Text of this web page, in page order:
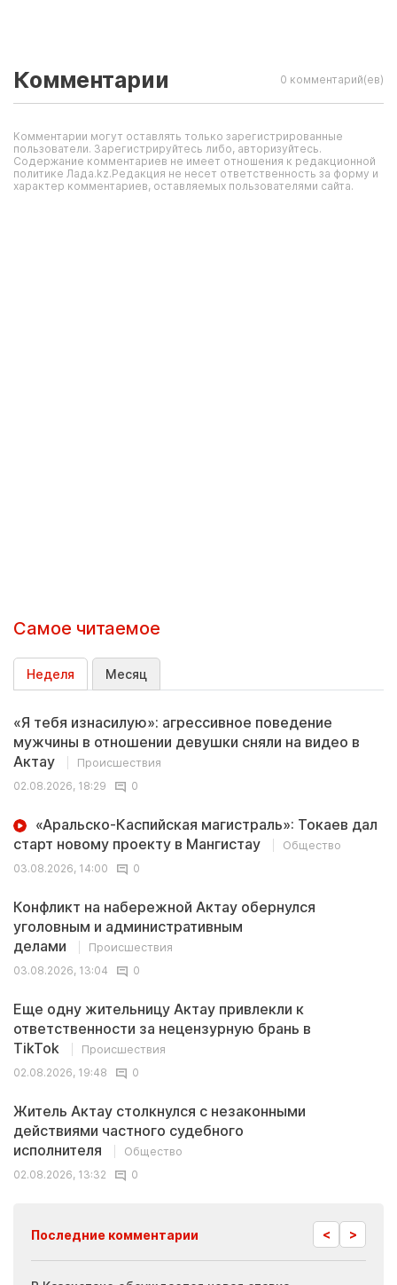
Комментарии 0 комментарий(ев)
Комментарии могут оставлять только зарегистрированные
пользователи. Зарегистрируйтесь либо, авторизуйтесь.
Содержание комментариев не имеет отношения к редакционной
политике Лада.kz.Редакция не несет ответственность за форму и
характер комментариев, оставляемых пользователями сайта.
Самое читаемое
Неделя Месяц
«Я тебя изнасилую»: агрессивное поведение
мужчины в отношении девушки сняли на видео в
Актау
Происшествия
02.08.2026, 18:29
0
«Аральско-Каспийская магистраль»: Токаев дал
старт новому проекту в Мангистау
Общество
03.08.2026, 14:00
0
Конфликт на набережной Актау обернулся
уголовным и административным
делами
Происшествия
03.08.2026, 13:04
0
Еще одну жительницу Актау привлекли к
ответственности за нецензурную брань в
TikTok
Происшествия
02.08.2026, 19:48
0
Житель Актау столкнулся с незаконными
действиями частного судебного
исполнителя
Общество
02.08.2026, 13:32
0
Последние комментарии < >